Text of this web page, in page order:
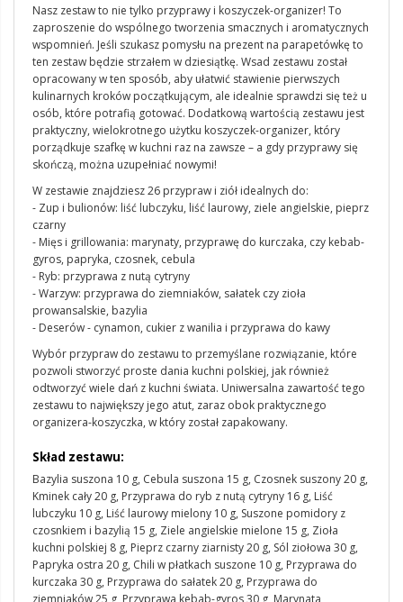
Nasz zestaw to nie tylko przyprawy i koszyczek-organizer! To
zaproszenie do wspólnego tworzenia smacznych i aromatycznych
wspomnień. Jeśli szukasz pomysłu na prezent na parapetówkę to
ten zestaw będzie strzałem w dziesiątkę. Wsad zestawu został
opracowany w ten sposób, aby ułatwić stawienie pierwszych
kulinarnych kroków początkującym, ale idealnie sprawdzi się też u
osób, które potrafią gotować. Dodatkową wartością zestawu jest
praktyczny, wielokrotnego użytku koszyczek-organizer, który
porządkuje szafkę w kuchni raz na zawsze – a gdy przyprawy się
skończą, można uzupełniać nowymi!
W zestawie znajdziesz 26 przypraw i ziół idealnych do:
- Zup i bulionów: liść lubczyku, liść laurowy, ziele angielskie, pieprz
czarny
- Mięs i grillowania: marynaty, przyprawę do kurczaka, czy kebab-
gyros, papryka, czosnek, cebula
- Ryb: przyprawa z nutą cytryny
- Warzyw: przyprawa do ziemniaków, sałatek czy zioła
prowansalskie, bazylia
- Deserów - cynamon, cukier z wanilia i przyprawa do kawy
Wybór przypraw do zestawu to przemyślane rozwiązanie, które
pozwoli stworzyć proste dania kuchni polskiej, jak również
odtworzyć wiele dań z kuchni świata. Uniwersalna zawartość tego
zestawu to największy jego atut, zaraz obok praktycznego
organizera-koszyczka, w który został zapakowany.
Skład zestawu:
Bazylia suszona 10 g, Cebula suszona 15 g, Czosnek suszony 20 g,
Kminek cały 20 g, Przyprawa do ryb z nutą cytryny 16 g, Liść
lubczyku 10 g, Liść laurowy mielony 10 g, Suszone pomidory z
czosnkiem i bazylią 15 g, Ziele angielskie mielone 15 g, Zioła
kuchni polskiej 8 g, Pieprz czarny ziarnisty 20 g, Sól ziołowa 30 g,
Papryka ostra 20 g, Chili w płatkach suszone 10 g, Przyprawa do
kurczaka 30 g, Przyprawa do sałatek 20 g, Przyprawa do
ziemniaków 25 g, Przyprawa kebab-gyros 30 g, Marynata